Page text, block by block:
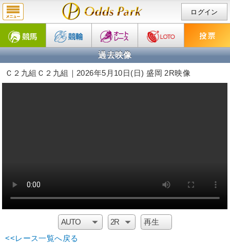
ログイン
過去映像
Ｃ２九組Ｃ２九組｜2026年5月10日(日) 盛岡 2R映像
<<レース一覧へ戻る